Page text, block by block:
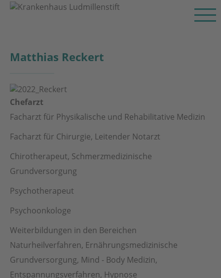
Matthias Reckert
Chefarzt
Facharzt für Physikalische und Rehabilitative Medizin
Facharzt für Chirurgie, Leitender Notarzt
Chirotherapeut, Schmerzmedizinische
Grundversorgung
Psychotherapeut
Psychoonkologe
Weiterbildungen in den Bereichen
Naturheilverfahren, Ernährungsmedizinische
Grundversorgung, Mind - Body Medizin,
Entspannungsverfahren, Hypnose